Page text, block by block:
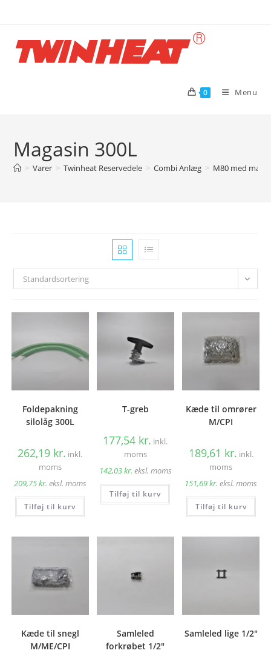
content
0 Menu
Magasin 300L
> Varer > Twinheat Reservedele > Combi Anlæg > M80 med
Standardsortering
Foldepakning
silolåg 300L
262,19 kr. inkl.
moms
209,75kr. eksl. moms
Tilføj til kurv
T-greb
177,54 kr. inkl.
moms
142,03kr. eksl. moms
Tilføj til kurv
Kæde til omrører
M/CPI
189,61 kr. inkl.
moms
151,69kr. eksl. moms
Tilføj til kurv
Kæde til snegl
M/ME/CPI
Samleled
forkrøbet 1/2″
Samleled lige 1/2″